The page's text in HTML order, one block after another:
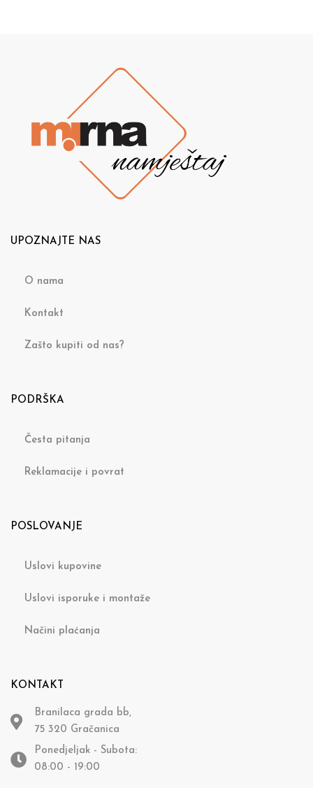
UPOZNAJTE NAS
O nama
Kontakt
Zašto kupiti od nas?
PODRŠKA
Česta pitanja
Reklamacije i povrat
POSLOVANJE
Uslovi kupovine
Uslovi isporuke i montaže
Načini plaćanja
KONTAKT
Branilaca grada bb,
75 320 Gračanica
Ponedjeljak - Subota:
08:00 - 19:00